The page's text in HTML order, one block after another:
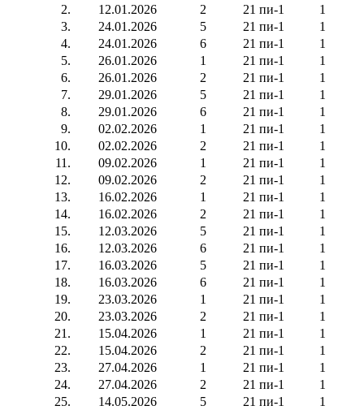
2.
12.01.2026 2 21 пи-1
1
3.
24.01.2026 5 21 пи-1
1
4.
24.01.2026 6 21 пи-1
1
5.
26.01.2026 1 21 пи-1
1
6.
26.01.2026 2 21 пи-1
1
7.
29.01.2026 5 21 пи-1
1
8.
29.01.2026 6 21 пи-1
1
9.
02.02.2026 1 21 пи-1
1
10.
02.02.2026 2 21 пи-1
1
11.
09.02.2026 1 21 пи-1
1
12.
09.02.2026 2 21 пи-1
1
13.
16.02.2026 1 21 пи-1
1
14.
16.02.2026 2 21 пи-1
1
15.
12.03.2026 5 21 пи-1
1
16.
12.03.2026 6 21 пи-1
1
17.
16.03.2026 5 21 пи-1
1
18.
16.03.2026 6 21 пи-1
1
19.
23.03.2026 1 21 пи-1
1
20.
23.03.2026 2 21 пи-1
1
21.
15.04.2026 1 21 пи-1
1
22.
15.04.2026 2 21 пи-1
1
23.
27.04.2026 1 21 пи-1
1
24.
27.04.2026 2 21 пи-1
1
25.
14.05.2026 5 21 пи-1
1